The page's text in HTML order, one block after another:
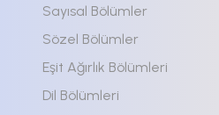
Sayısal Bölümler
Sözel Bölümler
Eşit Ağırlık Bölümleri
Dil Bölümleri